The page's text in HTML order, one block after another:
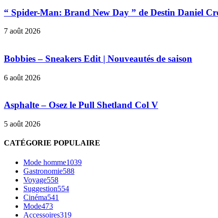
“ Spider-Man: Brand New Day ” de Destin Daniel
7 août 2026
Bobbies – Sneakers Edit | Nouveautés de saison
6 août 2026
Asphalte – Osez le Pull Shetland Col V
5 août 2026
CATÉGORIE POPULAIRE
Mode homme1039
Gastronomie588
Voyage558
Suggestion554
Cinéma541
Mode473
Accessoires319